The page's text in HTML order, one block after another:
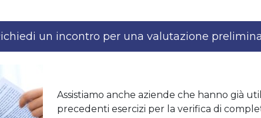
un incontro per una valutazione
Assistiamo anche aziende che hanno già
precedenti esercizi per la verifica di